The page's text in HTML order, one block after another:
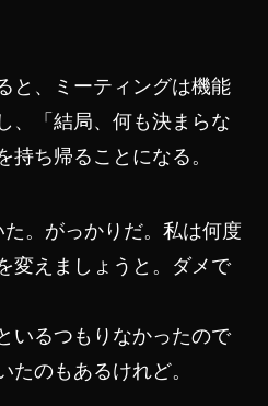
と、ミーティングは機能
、「結局、何も決まらな
持ち帰ることになる。
。がっかりだ。私は何度
変えましょうと。ダメで
いるつもりなかったので
たのもあるけれど。